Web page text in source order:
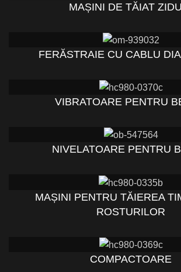
MAȘINI DE TĂIAT
FERĂSTRAIE CU CABLU
VIBRATOARE PENTRU
NIVELATOARE PENTRU
MAȘINI PENTRU TĂIEREA
ROSTURILOR
COMPACTOARE